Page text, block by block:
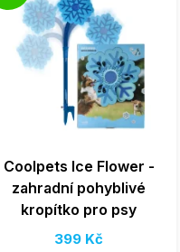
Coolpets Ice Flower -
zahradní pohyblivé
kropítko pro psy
399 Kč